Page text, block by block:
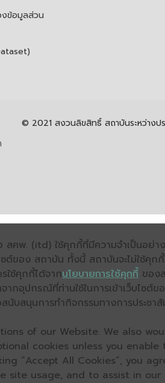
งข้อมูลส่วน
© 2021 สงวนลิขสิทธิ์ สถาบันระหว่างป
สคพ. (itd) ใช้คุกกี้ที่มีความจำเป็นอย่
ต์ของ สถาบัน ทั้งนี้ สถาบันจะไม่ใช้คุ
ใช้คุกกี้ได้จากนโยบายการใช้คุกกี้ ของ
อุปกรณ์ที่ท่านใช้ในการเข้าเว็บไซต์ข
สนับสนุนการทำกิจกรรมทางการประช
of our Website. We also
cookies unless you enable
“Accept All Cookies”, you
site usage, and to assist in